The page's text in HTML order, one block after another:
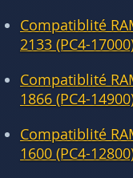
Compatiblité
2133 (PC4-
Compatiblité
1866 (PC4-
Compatiblité
1600 (PC4-